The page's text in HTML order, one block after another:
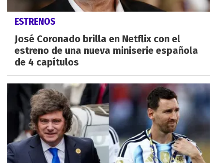
ESTRENOS
José Coronado brilla en Netflix con el
estreno de una nueva miniserie española
de 4 capítulos